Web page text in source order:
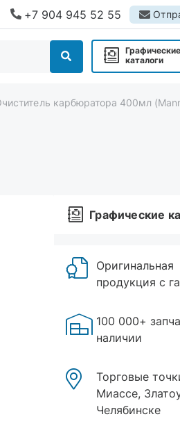
+7 904 945 52 55
Графические
каталоги
карбюратора 400мл
Графические
Оригинальная
продукция с
100 000+
наличии
Торговые
Миассе,
Челябинске